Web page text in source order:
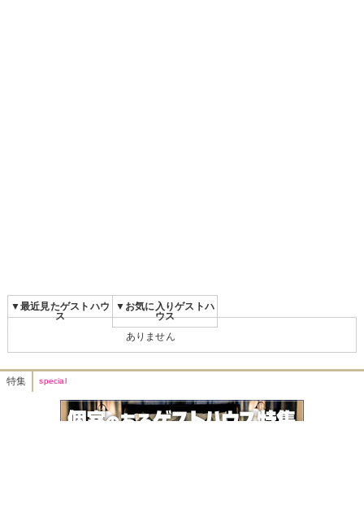
▼最近見たゲストハウ
ス
ありません
▼お気に入りゲストハ
ウス
特集 special